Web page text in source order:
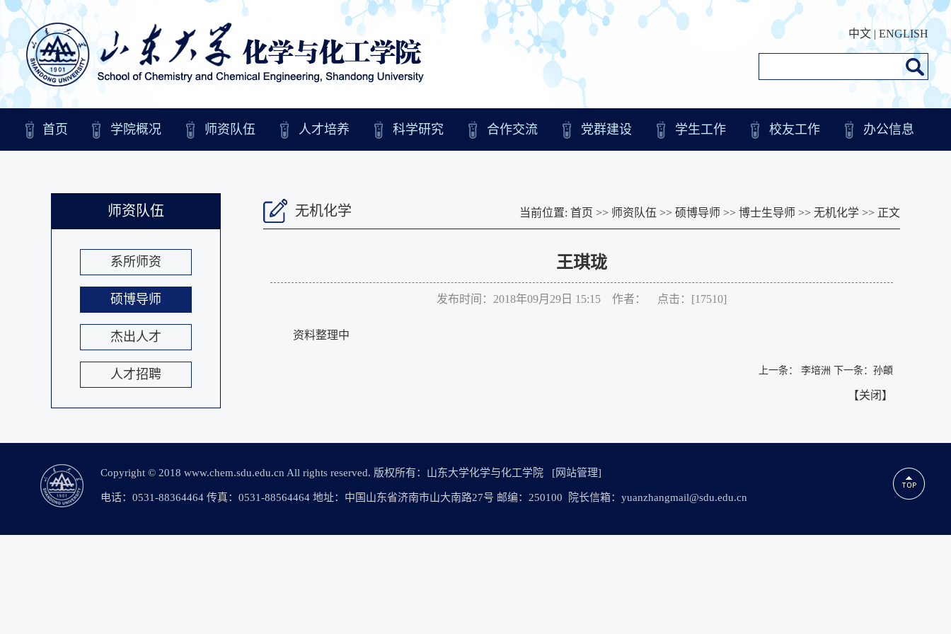
中文 | ENGLISH
首页 学院概况 师资队伍 人才培养 科学研究 合作交流 党群建设 学生工作 校友工作 办公信息
师资队伍
系所师资
硕博导师
杰出人才
人才招聘
无机化学 当前位置: 首页 >> 师资队伍 >> 硕博导师 >> 博士生导师 >> 无机化学 >> 正文
王琪珑
发布时间：2018年09月29日 15:15 作者： 点击：[17510]
资料整理中
上一条： 李培洲 下一条： 孙頔
【关闭 】
Copyright © 2018 www.chem.sdu.edu.cn All rights reserved. 版权所有：山东大学化学与化工学院 [网站管理]
电话：0531-88364464 传真：0531-88564464 地址：中国山东省济南市山大南路27号 邮编：250100 院长信箱：yuanzhangmail@sdu.edu.cn